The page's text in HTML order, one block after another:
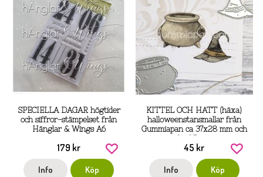
SPECIELLA DAGAR högtider
och siffror-stämpelset från
Hänglar & Wings A6
179 kr
Info Köp
KITTEL OCH HATT (häxa)
halloweenstansmallar från
Gummiapan ca 37x28 mm och
45 kr
Info Köp